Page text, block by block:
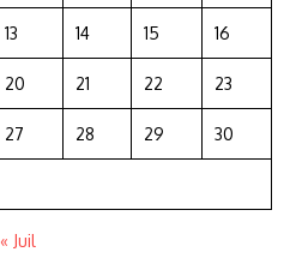
13 14 15 16
20 21 22 23
27 28 29 30
« Juil